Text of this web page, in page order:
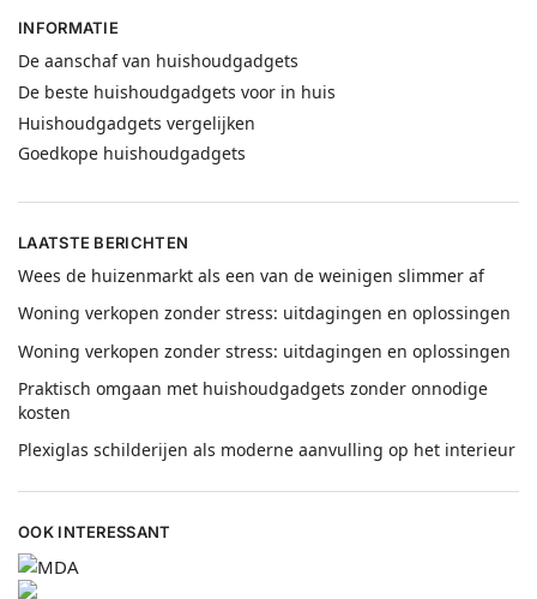
INFORMATIE
De aanschaf van huishoudgadgets
De beste huishoudgadgets voor in huis
Huishoudgadgets vergelijken
Goedkope huishoudgadgets
LAATSTE BERICHTEN
Wees de huizenmarkt als een van de weinigen slimmer af
Woning verkopen zonder stress: uitdagingen en oplossingen
Woning verkopen zonder stress: uitdagingen en oplossingen
Praktisch omgaan met huishoudgadgets zonder onnodige
kosten
Plexiglas schilderijen als moderne aanvulling op het interieur
OOK INTERESSANT